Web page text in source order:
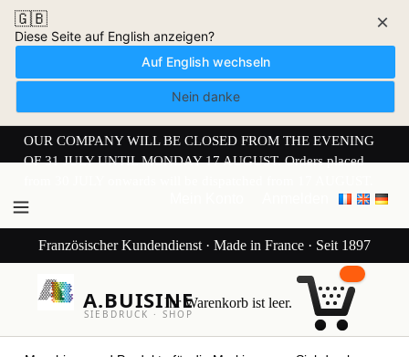
🇬🇧
Diese Seite auf English anzeigen?
Auf English wechseln
Nein danke
×
OUR COMPANY WILL BE CLOSED FROM THE EVENING
OF 31 JULY UNTIL MONDAY 17 AUGUST. Orders placed
Französischer Kundendienst · Made in France · Seit 1897
A.BUISINE
SIEBDRUCK · SHOP
Ihr Warenkorb ist leer.